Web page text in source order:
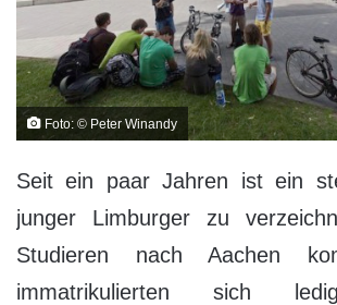
Foto: © Peter Winandy
Seit ein paar Jahren ist ein
junger Limburger zu
Studieren nach Aachen
immatrikulierten sich